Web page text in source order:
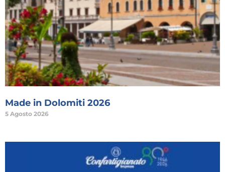
Made in Dolomiti 2026
5 Agosto 2026